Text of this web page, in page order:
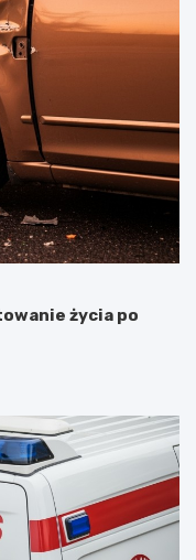
życia po